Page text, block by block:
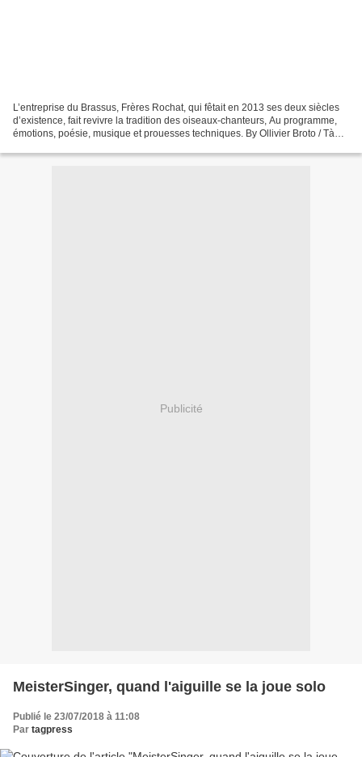
L’entreprise du Brassus, Frères Rochat, qui fêtait en 2013 ses deux siècles
d’existence, fait revivre la tradition des oiseaux-chanteurs, Au programme,
émotions, poésie, musique et prouesses techniques. By Ollivier Broto / TàG
Publicité
MeisterSinger, quand l'aiguille se la joue solo
Publié le 23/07/2018 à 11:08
Par tagpress